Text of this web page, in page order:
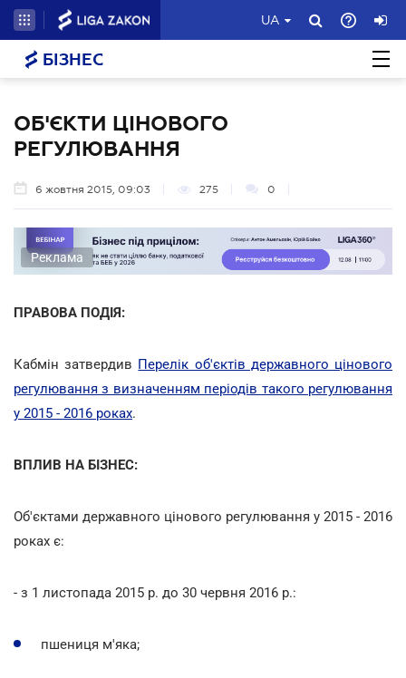
UA
БІЗНЕС
ОБ'ЄКТИ ЦІНОВОГО
РЕГУЛЮВАННЯ
6 жовтня 2015, 09:03 275 0
Реклама
ПРАВОВА ПОДІЯ:
Кабмін затвердив Перелік об'єктів державного цінового
регулювання з визначенням періодів такого регулювання
у 2015 - 2016 роках.
ВПЛИВ НА БІЗНЕС:
Об'єктами державного цінового регулювання у 2015 - 2016
роках є:
- з 1 листопада 2015 р. до 30 червня 2016 р.:
пшениця м'яка;